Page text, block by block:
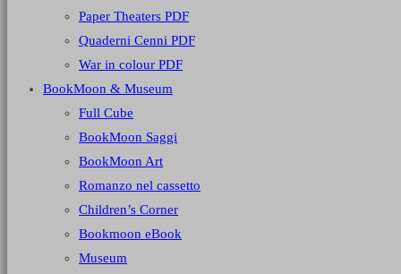
Paper Theaters PDF
Quaderni Cenni PDF
War in colour PDF
BookMoon & Museum
Full Cube
BookMoon Saggi
BookMoon Art
Romanzo nel cassetto
Children’s Corner
Bookmoon eBook
Museum